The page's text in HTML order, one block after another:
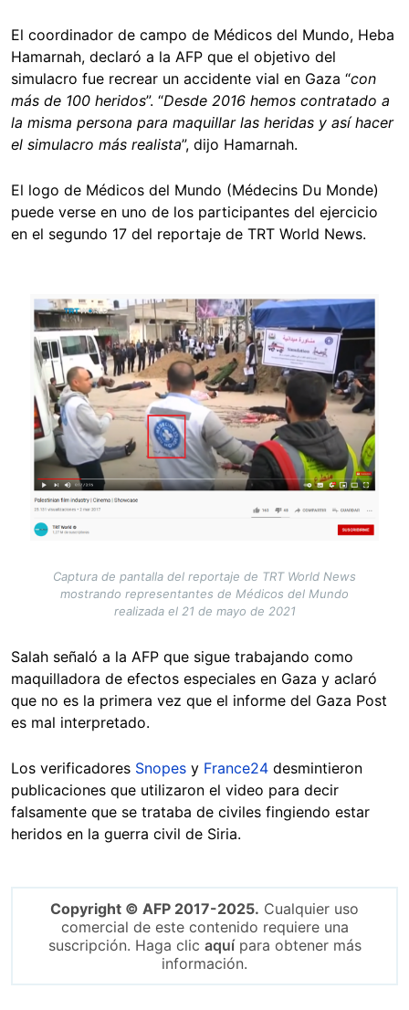
El coordinador de campo de Médicos del Mundo, Heba
Hamarnah, declaró a la AFP que el objetivo del
simulacro fue recrear un accidente vial en Gaza “con
más de 100 heridos”. “Desde 2016 hemos contratado a
la misma persona para maquillar las heridas y así hacer
el simulacro más realista”, dijo Hamarnah.
El logo de Médicos del Mundo (Médecins Du Monde)
puede verse en uno de los participantes del ejercicio
en el segundo 17 del reportaje de TRT World News.
Image
Captura de pantalla del reportaje de TRT World News
mostrando representantes de Médicos del Mundo
realizada el 21 de mayo de 2021
Salah señaló a la AFP que sigue trabajando como
maquilladora de efectos especiales en Gaza y aclaró
que no es la primera vez que el informe del Gaza Post
es mal interpretado.
Los verificadores Snopes y France24 desmintieron
publicaciones que utilizaron el video para decir
falsamente que se trataba de civiles fingiendo estar
heridos en la guerra civil de Siria.
Copyright © AFP 2017-2025. Cualquier uso
comercial de este contenido requiere una
suscripción. Haga clic aquípara obtener más
información.